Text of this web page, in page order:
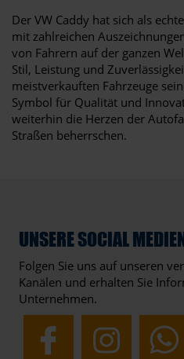
Der VW Caddy hat sich als
mit zahlreichen
von Fahrern auf der ganzen
Stil, Leistung und
meistverkauften Fahrzeuge
Symbol für Qualität und
weiterhin die Herzen der
Straßen beherrschen.
UNSERE SOCIAL
Folgen Sie uns auf unseren
Kanälen und erhalten Sie
Unternehmen.